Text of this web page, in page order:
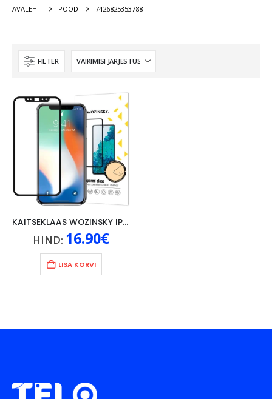
AVALEHT POOD 7426825353788
FILTER
KAITSEKLAAS WOZINSKY IPHONE 11 PRO MAX MUSTA RAAMIGA
HIND: 16.90€
LISA KORVI